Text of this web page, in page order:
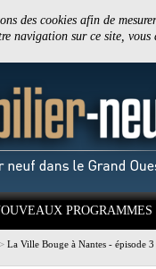
des cookies afin de
navigation sur ce site,
PROGRAMMES
> La Ville Bouge à Nantes - épisode 3